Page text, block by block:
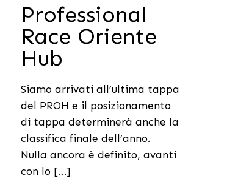
Professional
Race Oriente
Hub
Siamo arrivati all’ultima tappa
del PROH e il posizionamento
di tappa determinerà anche la
classifica finale dell’anno.
Nulla ancora è definito, avanti
con lo [...]